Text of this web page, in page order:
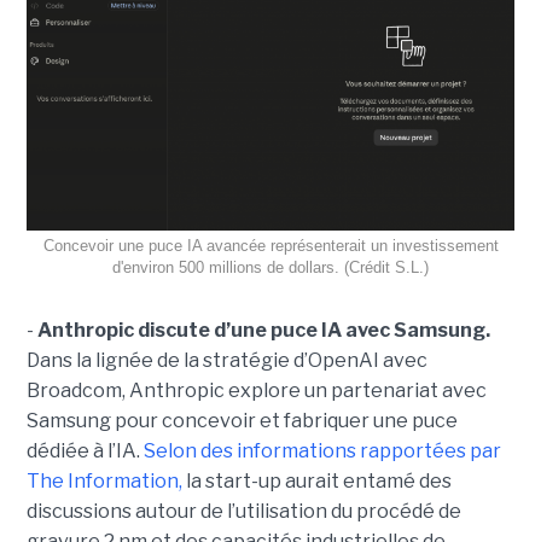
Concevoir une puce IA avancée représenterait un investissement
d'environ 500 millions de dollars. (Crédit S.L.)
- Anthropic discute d’une puce IA avec Samsung.
Dans la lignée de la stratégie d’OpenAI avec
Broadcom, Anthropic explore un partenariat avec
Samsung pour concevoir et fabriquer une puce
dédiée à l’IA. Selon des informations rapportées par
The Information, la start-up aurait entamé des
discussions autour de l’utilisation du procédé de